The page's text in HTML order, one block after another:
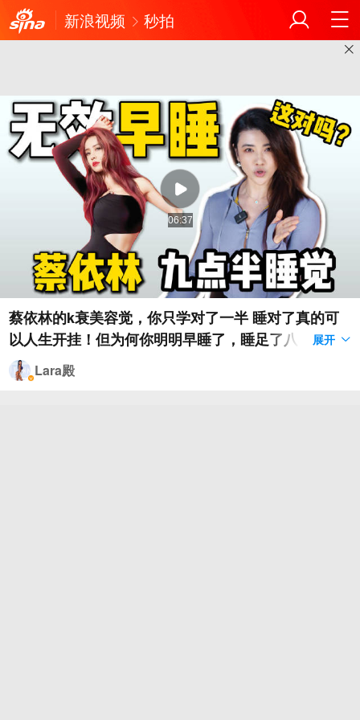
新浪视频 秒拍
06:37
蔡依林的k衰美容觉，你只学对了一半 睡对了真的可
以人生开挂！但为何你明明早睡了，睡足了八小时，
为什么第二天反而更肿更累？ 因为“美容觉‘的核心，
根本不是几点睡，而是掌控被大多数人忽略的----深度
展开
Lara殿